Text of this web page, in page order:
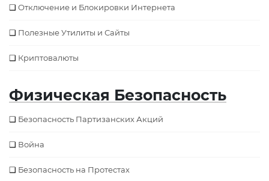
Отключение и Блокировки Интернета
Полезные Утилиты и Сайты
Криптовалюты
Физическая Безопасность
Безопасность Партизанских Акций
Война
Безопасность на Протестах